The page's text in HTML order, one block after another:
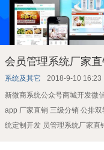
会员管理系统厂家
城
系统及其它
2018-9-10 16:23
新微商系统公众号商城开发微
app 厂家直销 三级分销 公排
统定制开发 员管理系统厂家直